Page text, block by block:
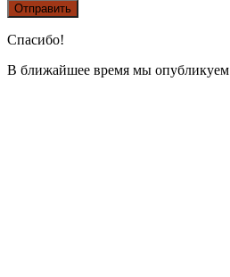
Спасибо!
В ближайшее время мы